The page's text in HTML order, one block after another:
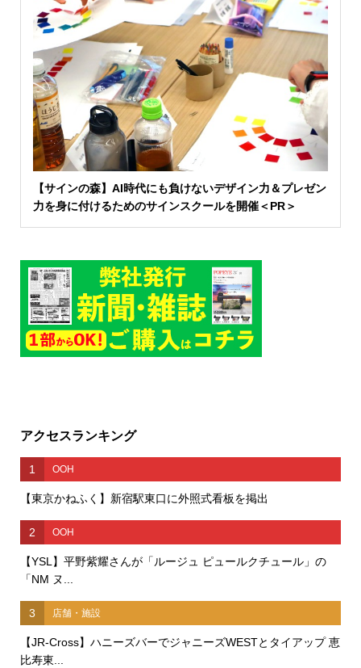
【サインの森】AI時代にも負けないデザイン力＆プレゼン
力を身に付けるためのサインスクールを開催＜PR＞
アクセスランキング
1 OOH
【東京かねふく】新宿駅東口に外照式看板を掲出
2 OOH
【YSL】平野紫耀さんが「ルージュ ピュールクチュール」の
「NM ヌ...
3 店舗・施設
【JR-Cross】ハニーズバーでジャニーズWESTとタイアップ 恵
比寿東...